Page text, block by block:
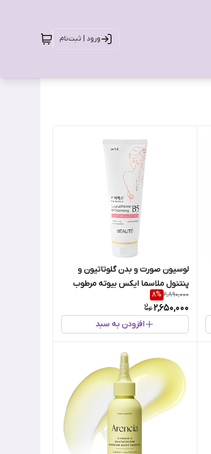
ورود | ثبت‌نام
لوسیون صورت و بدن گلوتاتیون و
پنتنول ملاسما ایکس بیوته مرطوب
کننده، روشن کننده و ضد چروک
2,890,000
8%
2,650,000
افزودن به سبد